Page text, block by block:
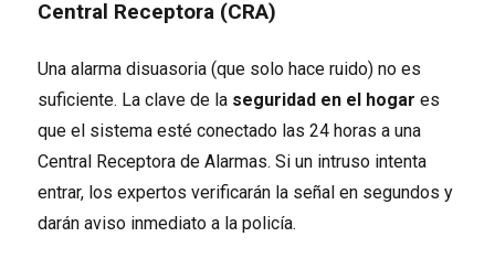
Central Receptora (CRA)
Una alarma disuasoria (que solo hace ruido) no es
suficiente. La clave de la seguridad en el hogar es
que el sistema esté conectado las 24 horas a una
Central Receptora de Alarmas. Si un intruso intenta
entrar, los expertos verificarán la señal en segundos y
darán aviso inmediato a la policía.